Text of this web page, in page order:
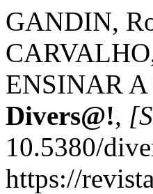
GANDIN,
ENSINAR
Divers@!,
10.5380/
https://